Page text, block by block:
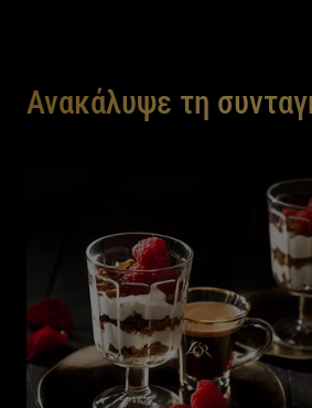
Ανακάλυψε τη